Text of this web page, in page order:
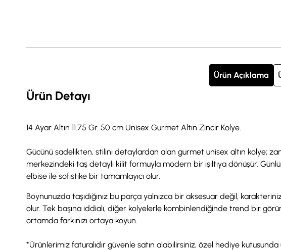
Ürün Açıklama
Ürün Detayı
14 Ayar Altın 11.75 Gr. 50 cm Unisex Gurmet Altın Zincir Kolye.
Gücünü sadelikten, stilini detaylardan alan gurmet unisex altın kolye;
merkezindeki taş detaylı kilit formuyla modern bir ışıltıya dönüşür.
elbise ile sofistike bir tamamlayıcı olur.
Boynunuzda taşıdığınız bu parça yalnızca bir aksesuar değil,
olur. Tek başına iddialı, diğer kolyelerle kombinlendiğinde trend bir
ortamda farkınızı ortaya koyun.
*Ürünlerimiz faturalıdır güvenle satın alabilirsiniz, özel hediye